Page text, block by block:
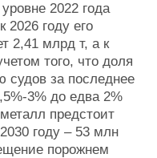
2022 года
2026 году его
2,41 млрд т, а к
того, что доля
судов за последнее
3% до едва 2%
предстоит
году – 53 млн
порожнем